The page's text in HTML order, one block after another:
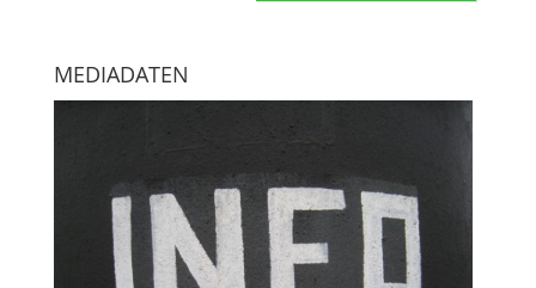
MEDIADATEN